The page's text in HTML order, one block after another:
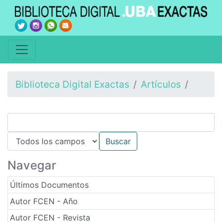
Biblioteca Digital Exactas Artículos
Navegar
Últimos Documentos
Autor FCEN - Año
Autor FCEN - Revista